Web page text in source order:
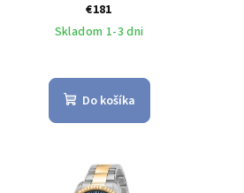
€181
Skladom 1-3 dni
Do košíka